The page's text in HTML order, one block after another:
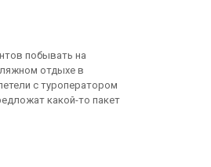
побывать на
отдыхе в
с туроператором
какой-то пакет